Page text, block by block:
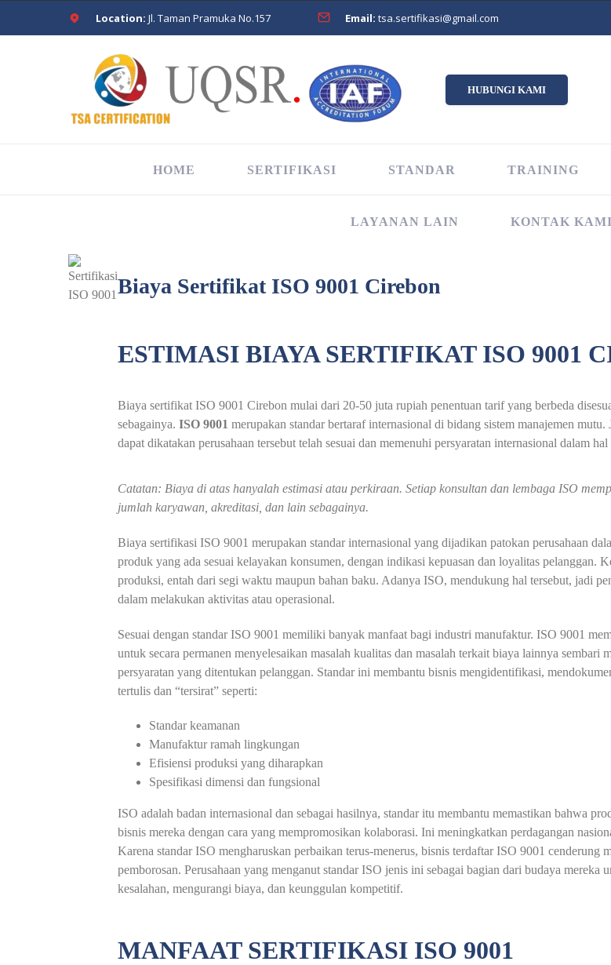
Location: Jl. Taman Pramuka No.157 Email: tsa.sertifikasi@gmail.com
HUBUNGI KAMI
HOME SERTIFIKASI STANDAR TRAINING
LAYANAN LAIN KONTAK KAMI
Biaya Sertifikat ISO 9001 Cirebon
ESTIMASI BIAYA SERTIFIKAT ISO 9001
Biaya sertifikat ISO 9001 Cirebon mulai dari 20-50 juta rupiah penentuan tarif yang berbeda
sebagainya. ISO 9001 merupakan standar bertaraf internasional di bidang sistem manajemen
dapat dikatakan perusahaan tersebut telah sesuai dan memenuhi persyaratan internasional dalam
Catatan: Biaya di atas hanyalah estimasi atau perkiraan. Setiap konsultan dan lembaga ISO
jumlah karyawan, akreditasi, dan lain sebagainya.
Biaya sertifikasi ISO 9001 merupakan standar internasional yang dijadikan patokan perusahaan
produk yang ada sesuai kelayakan konsumen, dengan indikasi kepuasan dan loyalitas pelanggan.
produksi, entah dari segi waktu maupun bahan baku. Adanya ISO, mendukung hal tersebut, jadi
dalam melakukan aktivitas atau operasional.
Sesuai dengan standarISO 9001 memiliki banyak manfaat bagi industri manufaktur. ISO 9001
untuk secara permanen menyelesaikan masalah kualitas dan masalah terkait biaya lainnya
persyaratan yang ditentukan pelanggan. Standar ini membantu bisnis mengidentifikasi,
tertulis dan “tersirat” seperti:
Standar keamanan
Manufaktur ramah lingkungan
Efisiensi produksi yang diharapkan
Spesifikasi dimensi dan fungsional
ISO adalah badan internasional dan sebagai hasilnya, standar itu membantu memastikan bahwa
bisnis mereka dengan cara yang mempromosikan kolaborasi. Ini meningkatkan perdagangan
Karena standar ISO mengharuskan perbaikan terus-menerus, bisnis terdaftar ISO 9001
pemborosan. Perusahaan yang menganut standar ISO jenis ini sebagai bagian dari budaya
kesalahan, mengurangi biaya, dan keunggulan kompetitif.
MANFAAT SERTIFIKASI ISO 9001